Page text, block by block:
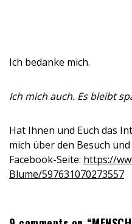
Ich bedanke mich.
Ich mich auch. Es bleibt
Hat Ihnen und Euch das
mich über den Besuch
Facebook-Seite: https://
Blume/597631070273557